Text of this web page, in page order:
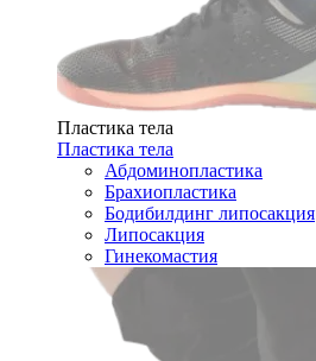
Пластика тела
Пластика тела
Абдоминопластика
Брахиопластика
Бодибилдинг липосакция
Липосакция
Гинекомастия